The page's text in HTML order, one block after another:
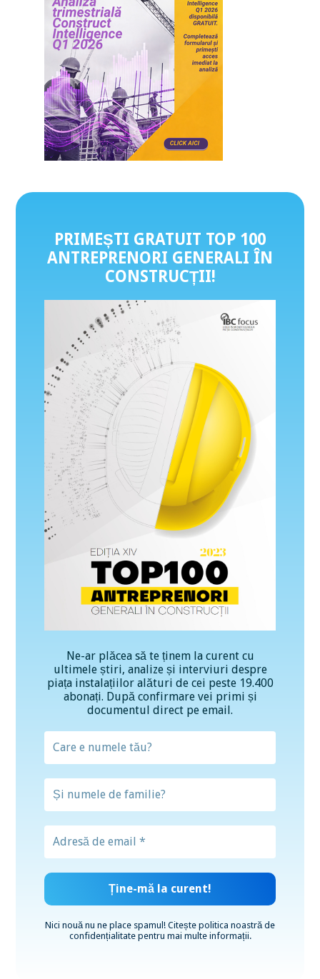
PRIMEȘTI GRATUIT TOP 100
ANTREPRENORI GENERALI ÎN
CONSTRUCȚII!
Ne-ar plăcea să te ținem la curent cu
ultimele știri, analize și interviuri despre
piața instalațiilor alături de cei peste 19.400
abonați. După confirmare vei primi și
documentul direct pe email.
Nici nouă nu ne place spamul! Citește politica noastră de
confidențialitatepentru mai multe informații.